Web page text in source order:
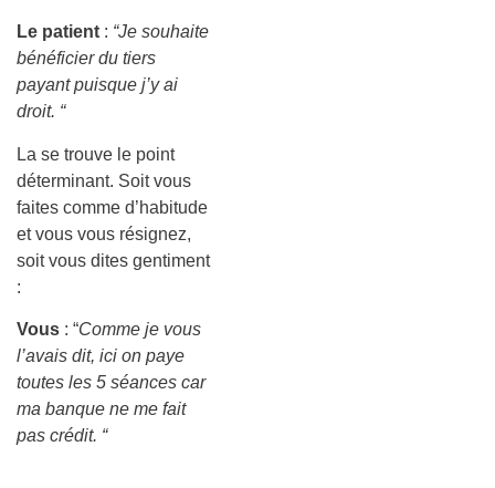
Le patient : “Je souhaite
bénéficier du tiers
payant puisque j’y ai
droit. “
La se trouve le point
déterminant. Soit vous
faites comme d’habitude
et vous vous résignez,
soit vous dites gentiment
:
Vous : “Comme je vous
l’avais dit, ici on paye
toutes les 5 séances car
ma banque ne me fait
pas crédit. “